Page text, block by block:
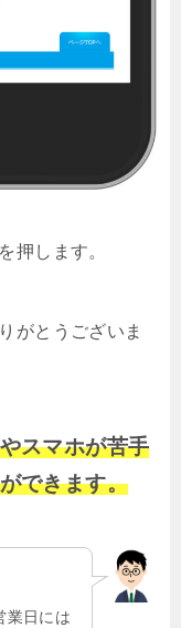
押します。
がとうございま
スマホが苦手
できます。
業日には